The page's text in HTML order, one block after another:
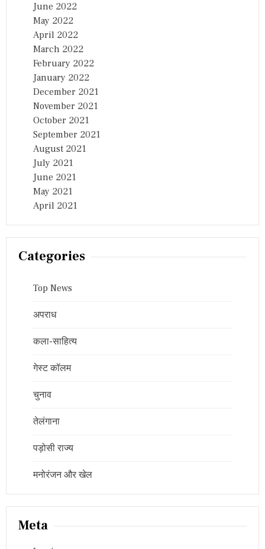
June 2022
May 2022
April 2022
March 2022
February 2022
January 2022
December 2021
November 2021
October 2021
September 2021
August 2021
July 2021
June 2021
May 2021
April 2021
Categories
Top News
अपराध
कला-साहित्य
गेस्ट कॉलम
चुनाव
तेलंगाना
पड़ोसी राज्य
मनोरंजन और खेल
Meta